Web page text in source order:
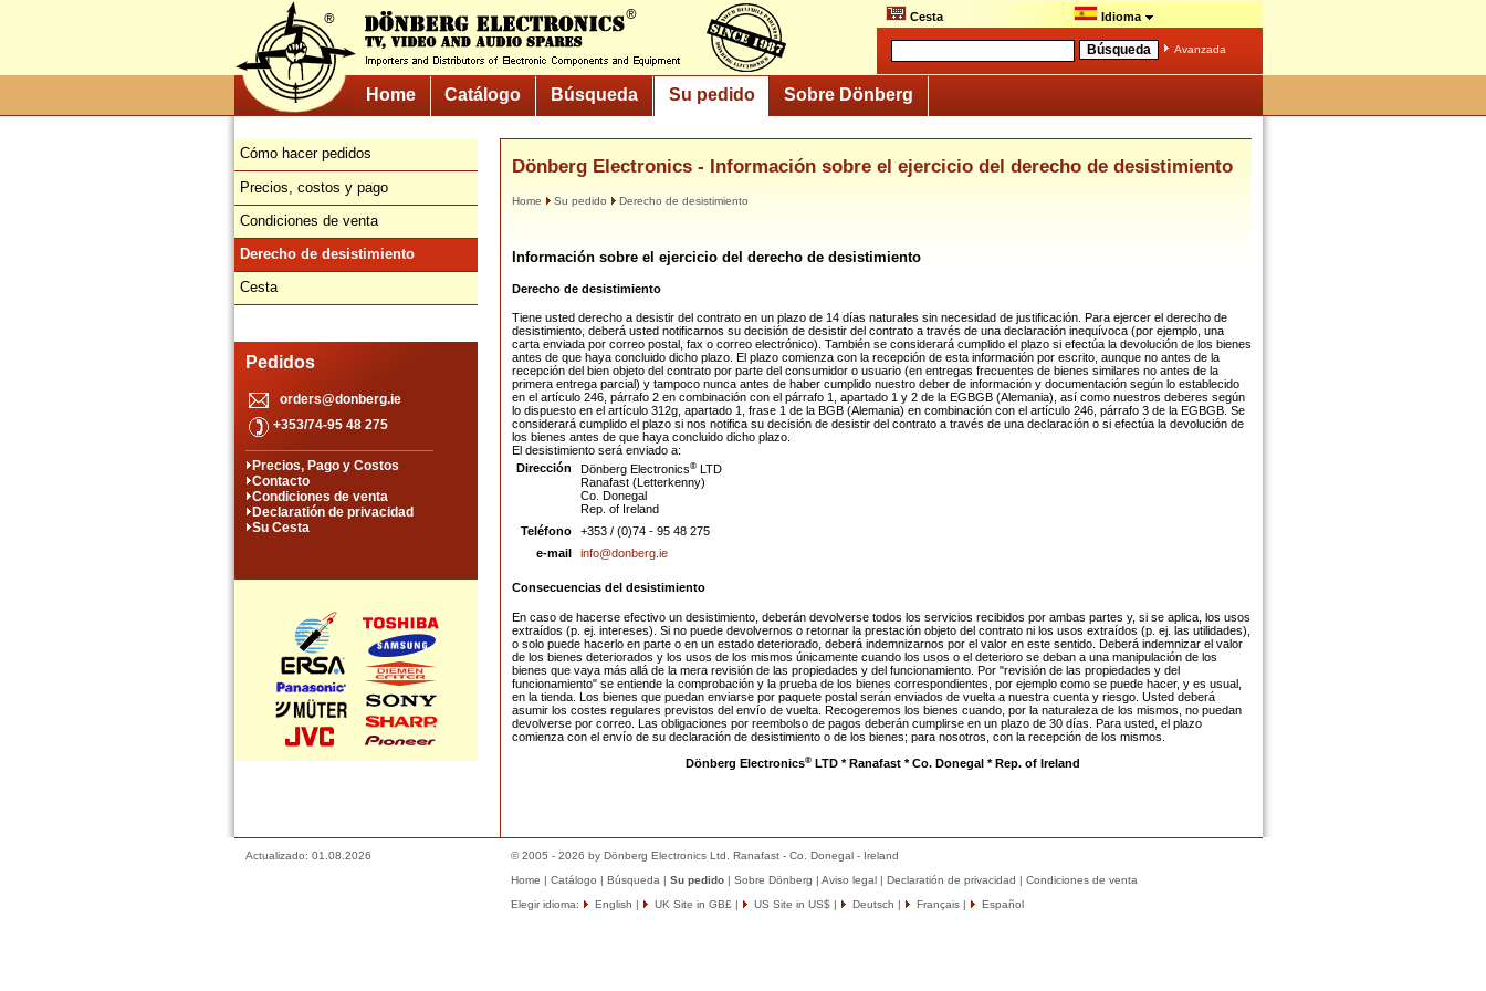
Cesta Idioma
Avanzada
Home Catálogo Búsqueda Su pedido Sobre Dönberg
Cómo hacer pedidos
Precios, costos y pago
Condiciones de venta
Derecho de desistimiento
Cesta
Pedidos
orders@donberg.ie
+353/74-95 48 275
Precios, Pago y Costos
Contacto
Condiciones de venta
Declaratión de privacidad
Su Cesta
Dönberg Electronics - Información sobre el ejercicio del derecho de desistimiento
Home Su pedido Derecho de desistimiento
Información sobre el ejercicio del derecho de desistimiento
Derecho de desistimiento
Tiene usted derecho a desistir del contrato en un plazo de 14 días naturales sin necesidad de justificación. Para ejercer el derecho de
desistimiento, deberá usted notificarnos su decisión de desistir del contrato a través de una declaración inequívoca (por ejemplo, una
carta enviada por correo postal, fax o correo electrónico). También se considerará cumplido el plazo si efectúa la devolución de los bienes
antes de que haya concluido dicho plazo. El plazo comienza con la recepción de esta información por escrito, aunque no antes de la
recepción del bien objeto del contrato por parte del consumidor o usuario (en entregas frecuentes de bienes similares no antes de la
primera entrega parcial) y tampoco nunca antes de haber cumplido nuestro deber de información y documentación según lo establecido
en el artículo 246, párrafo 2 en combinación con el párrafo 1, apartado 1 y 2 de la EGBGB (Alemania), así como nuestros deberes según
lo dispuesto en el artículo 312g, apartado 1, frase 1 de la BGB (Alemania) en combinación con el artículo 246, párrafo 3 de la EGBGB. Se
considerará cumplido el plazo si nos notifica su decisión de desistir del contrato a través de una declaración o si efectúa la devolución de
los bienes antes de que haya concluido dicho plazo.
El desistimiento será enviado a:
Dirección
Dönberg Electronics® LTD
Ranafast (Letterkenny)
Co. Donegal
Rep. of Ireland
Teléfono
+353 / (0)74 - 95 48 275
e-mail
info@donberg.ie
Consecuencias del desistimiento
En caso de hacerse efectivo un desistimiento, deberán devolverse todos los servicios recibidos por ambas partes y, si se aplica, los usos
extraídos (p. ej. intereses). Si no puede devolvernos o retornar la prestación objeto del contrato ni los usos extraídos (p. ej. las utilidades),
o solo puede hacerlo en parte o en un estado deteriorado, deberá indemnizarnos por el valor en este sentido. Deberá indemnizar el valor
de los bienes deteriorados y los usos de los mismos únicamente cuando los usos o el deterioro se deban a una manipulación de los
bienes que vaya más allá de la mera revisión de las propiedades y del funcionamiento. Por "revisión de las propiedades y del
funcionamiento" se entiende la comprobación y la prueba de los bienes correspondientes, por ejemplo como se puede hacer, y es usual,
en la tienda. Los bienes que puedan enviarse por paquete postal serán enviados de vuelta a nuestra cuenta y riesgo. Usted deberá
asumir los costes regulares previstos del envío de vuelta. Recogeremos los bienes cuando, por la naturaleza de los mismos, no puedan
devolverse por correo. Las obligaciones por reembolso de pagos deberán cumplirse en un plazo de 30 días. Para usted, el plazo
comienza con el envío de su declaración de desistimiento o de los bienes; para nosotros, con la recepción de los mismos.
Dönberg Electronics®LTD * Ranafast * Co. Donegal * Rep. of Ireland
Actualizado: 01.08.2026
© 2005 - 2026 by Dönberg Electronics Ltd. Ranafast - Co. Donegal - Ireland
Home | Catálogo | Búsqueda | Su pedido | Sobre Dönberg | Aviso legal | Declaratión de privacidad | Condiciones de venta
Elegir idioma:
English | UK Site in GB£ | US Site in US$ | Deutsch | Français | Español